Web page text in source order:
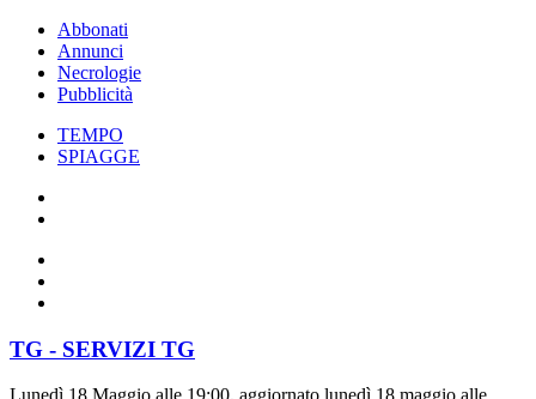
Abbonati
Annunci
Necrologie
Pubblicità
TEMPO
SPIAGGE
TG - SERVIZI TG